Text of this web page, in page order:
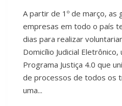
A partir de 1º de março, as
empresas em todo o país
dias para realizar
Domicílio Judicial
Programa Justiça 4.0 que
de processos de todos os
uma...